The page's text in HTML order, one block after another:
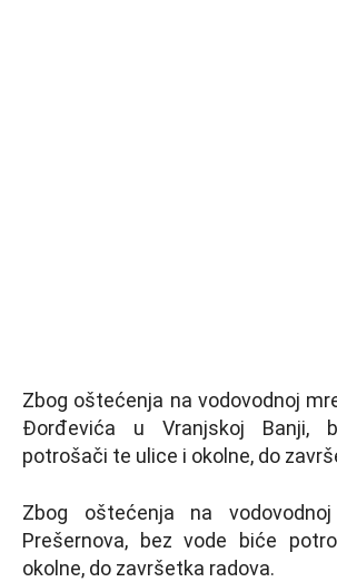
Zbog oštećenja na vodovodnoj
Đorđevića u Vranjskoj Banji,
potrošači te ulice i okolne, do
Zbog oštećenja na
Prešernova, bez vode biće
okolne, do završetka radova.